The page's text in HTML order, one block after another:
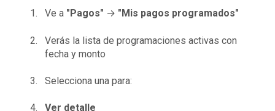
Ve a "Pagos" → "Mis pagos programados"
Verás la lista de programaciones activas con
fecha y monto
Selecciona una para:
Ver detalle